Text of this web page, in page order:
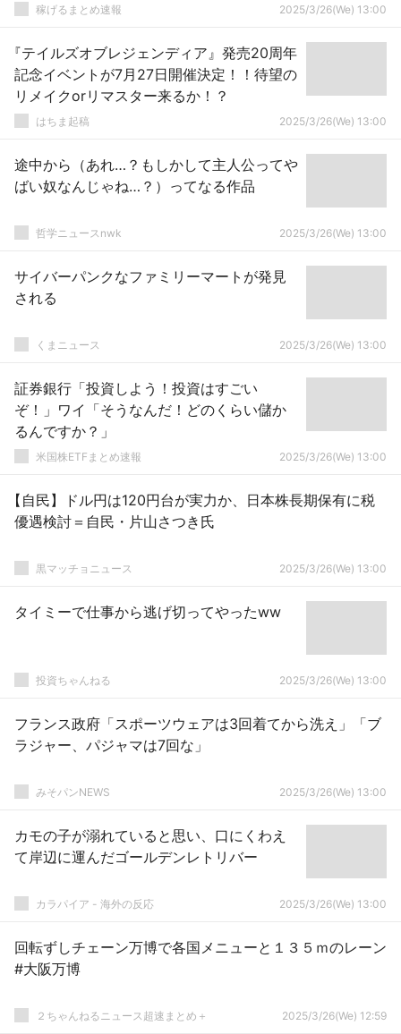
稼げるまとめ速報 2025/3/26(We) 13:00
『テイルズオブレジェンディア』発売20周年
記念イベントが7月27日開催決定！！待望の
リメイクorリマスター来るか！？
はちま起稿 2025/3/26(We) 13:00
途中から（あれ…？もしかして主人公ってや
ばい奴なんじゃね…？）ってなる作品
哲学ニュースnwk 2025/3/26(We) 13:00
サイバーパンクなファミリーマートが発見
される
くまニュース 2025/3/26(We) 13:00
証券銀行「投資しよう！投資はすごい
ぞ！」ワイ「そうなんだ！どのくらい儲か
るんですか？」
米国株ETFまとめ速報 2025/3/26(We) 13:00
【自民】ドル円は120円台が実力か、日本株長期保有に税
優遇検討＝自民・片山さつき氏
黒マッチョニュース 2025/3/26(We) 13:00
タイミーで仕事から逃げ切ってやったww
投資ちゃんねる 2025/3/26(We) 13:00
フランス政府「スポーツウェアは3回着てから洗え」「ブ
ラジャー、パジャマは7回な」
みそパンNEWS 2025/3/26(We) 13:00
カモの子が溺れていると思い、口にくわえ
て岸辺に運んだゴールデンレトリバー
カラパイア - 海外の反応 2025/3/26(We) 13:00
回転ずしチェーン万博で各国メニューと１３５ｍのレーン
#大阪万博
２ちゃんねるニュース超速まとめ＋ 2025/3/26(We) 12:59